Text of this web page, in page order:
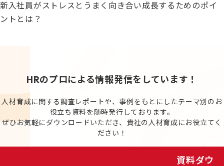
新入社員がストレスとうまく向き合い成長するためのポイ
ントとは？
HRのプロによる情報発信をしています！
人材育成に関する調査レポートや、事例をもとにしたテーマ別のお
役立ち資料を随時発行しております。
ぜひお気軽にダウンロードいただき、貴社の人材育成にお役立てく
ださい！